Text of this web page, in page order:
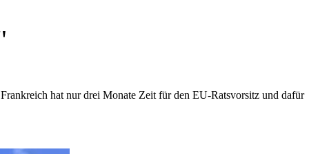
hat nur drei Monate Zeit für den EU-Ratsvorsitz und dafür